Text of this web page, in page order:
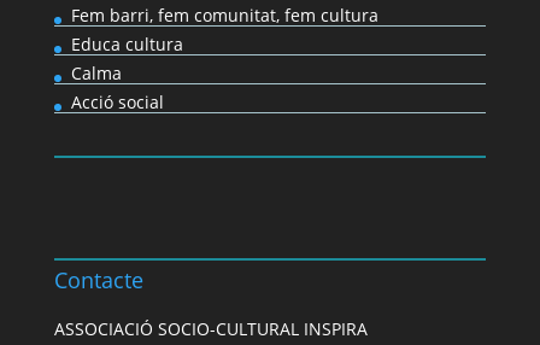
Fem barri, fem comunitat, fem cultura
Educa cultura
Calma
Acció social
Contacte
ASSOCIACIÓ SOCIO-CULTURAL INSPIRA